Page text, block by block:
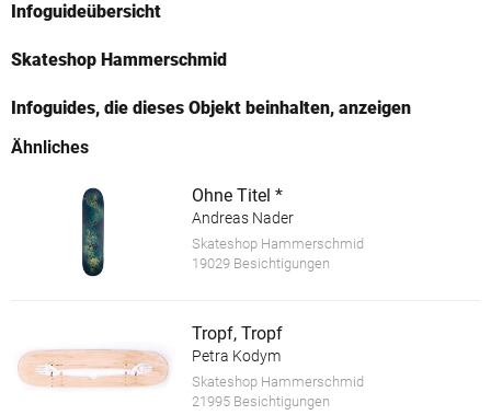
Infoguideübersicht
Skateshop Hammerschmid
Infoguides, die dieses Objekt beinhalten, anzeigen
Ähnliches
Ohne Titel *
Andreas Nader
Skateshop Hammerschmid
19029 Besichtigungen
Tropf, Tropf
Petra Kodym
Skateshop Hammerschmid
21995 Besichtigungen